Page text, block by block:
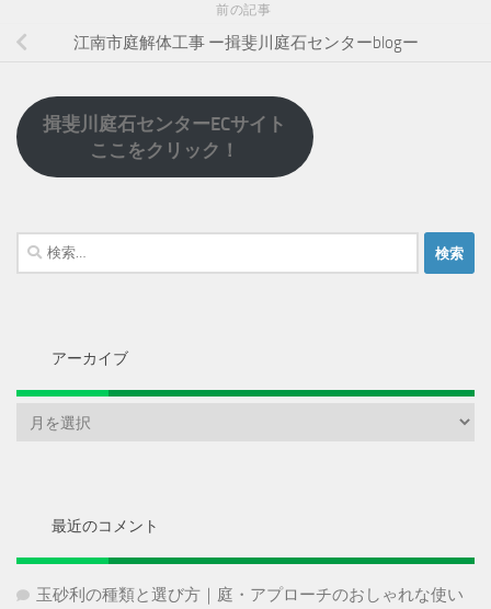
前の記事
江南市庭解体工事 ー揖斐川庭石センターblogー
揖斐川庭石センターECサイト
ここをクリック！
検
索:
アーカイブ
最近のコメント
玉砂利の種類と選び方｜庭・アプローチのおしゃれな使い